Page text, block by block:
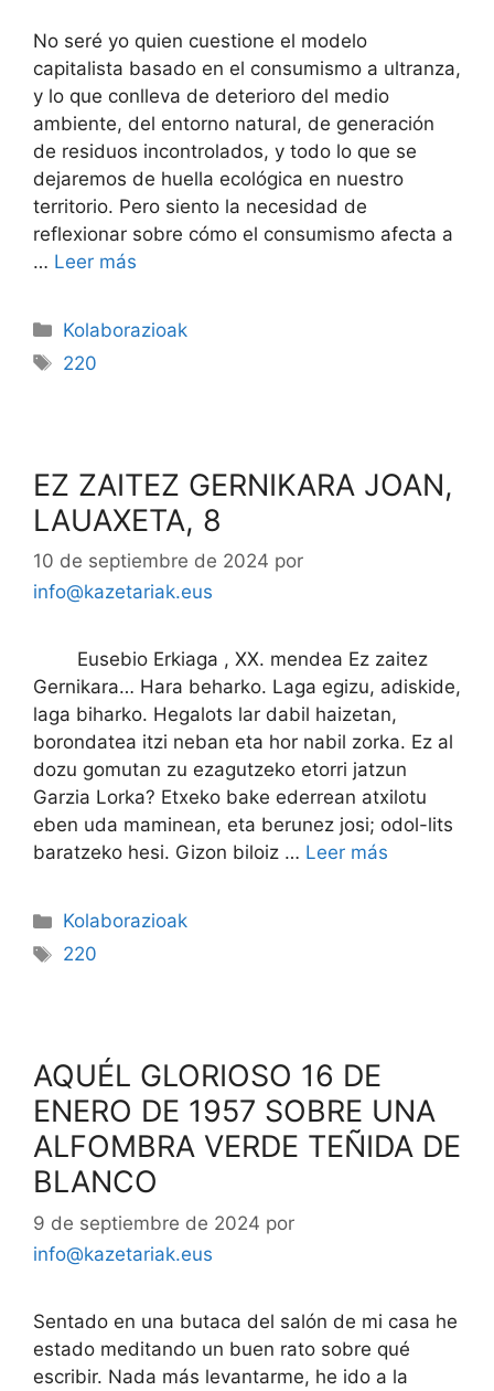
No seré yo quien cuestione el modelo
capitalista basado en el consumismo a ultranza,
y lo que conlleva de deterioro del medio
ambiente, del entorno natural, de generación
de residuos incontrolados, y todo lo que se
dejaremos de huella ecológica en nuestro
territorio. Pero siento la necesidad de
reflexionar sobre cómo el consumismo afecta a
… Leer más
Kolaborazioak
220
EZ ZAITEZ GERNIKARA JOAN,
LAUAXETA, 8
10 de septiembre de 2024 por
info@kazetariak.eus
Eusebio Erkiaga , XX. mendea Ez zaitez
Gernikara… Hara beharko. Laga egizu, adiskide,
laga biharko. Hegalots lar dabil haizetan,
borondatea itzi neban eta hor nabil zorka. Ez al
dozu gomutan zu ezagutzeko etorri jatzun
Garzia Lorka? Etxeko bake ederrean atxilotu
eben uda maminean, eta berunez josi; odol-lits
baratzeko hesi. Gizon biloiz … Leer más
Kolaborazioak
220
AQUÉL GLORIOSO 16 DE
ENERO DE 1957 SOBRE UNA
ALFOMBRA VERDE TEÑIDA DE
BLANCO
9 de septiembre de 2024 por
info@kazetariak.eus
Sentado en una butaca del salón de mi casa he
estado meditando un buen rato sobre qué
escribir. Nada más levantarme, he ido a la